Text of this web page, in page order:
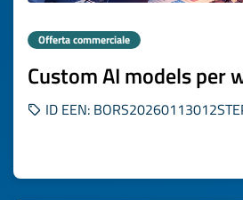
Offerta commerciale
Custom AI models per
ID EEN: